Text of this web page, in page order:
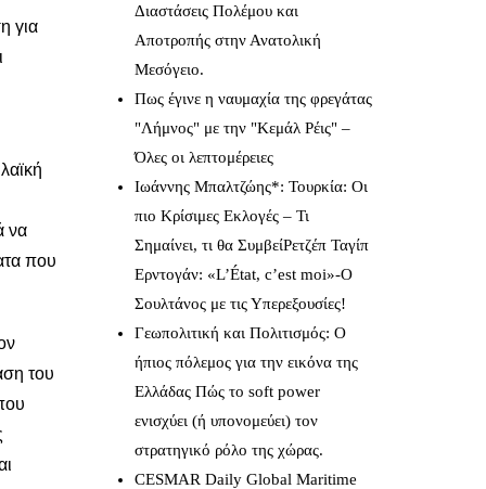
για
να
που
του
Διαστάσεις Πολέμου και
Αποτροπής στην Ανατολική
Μεσόγειο.
Πως έγινε η ναυμαχία της φρεγάτας
"Λήμνος" με την "Κεμάλ Ρέις" –
Όλες οι λεπτομέρειες
Ιωάννης Μπαλτζώης*: Τουρκία: Οι
πιο Κρίσιμες Εκλογές – Τι
Σημαίνει, τι θα ΣυμβείΡετζέπ Ταγίπ
Ερντογάν: «L’État, c’est moi»-Ο
Σουλτάνος με τις Υπερεξουσίες!
Γεωπολιτική και Πολιτισμός: Ο
ήπιος πόλεμος για την εικόνα της
Ελλάδας Πώς το soft power
ενισχύει (ή υπονομεύει) τον
στρατηγικό ρόλο της χώρας.
CESMAR Daily Global Maritime